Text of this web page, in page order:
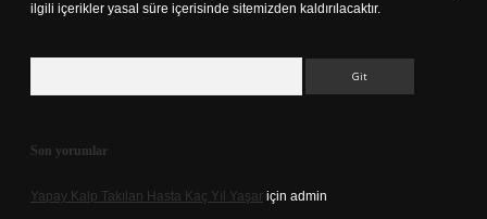
ilgili içerikler yasal süre içerisinde sitemizden kaldırılacaktır.
Son yorumlar
Yapay Kalp Takılan Hasta Kaç Yıl Yaşar için admin